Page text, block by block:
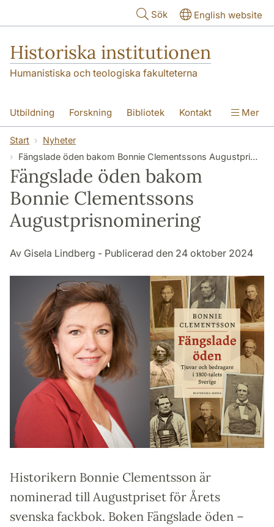
Sök English website
Historiska institutionen
Humanistiska och teologiska fakulteterna
Utbildning Forskning Bibliotek Kontakt
Om institutionen
Mer
Start
Nyheter
Fängslade öden bakom Bonnie Clementssons Augustprisnominering
Fängslade öden bakom
Bonnie Clementssons
Augustprisnominering
Av Gisela Lindberg - Publicerad den 24 oktober 2024
Historikern Bonnie Clementsson är
nominerad till Augustpriset för Årets
svenska fackbok. Boken Fängslade öden –